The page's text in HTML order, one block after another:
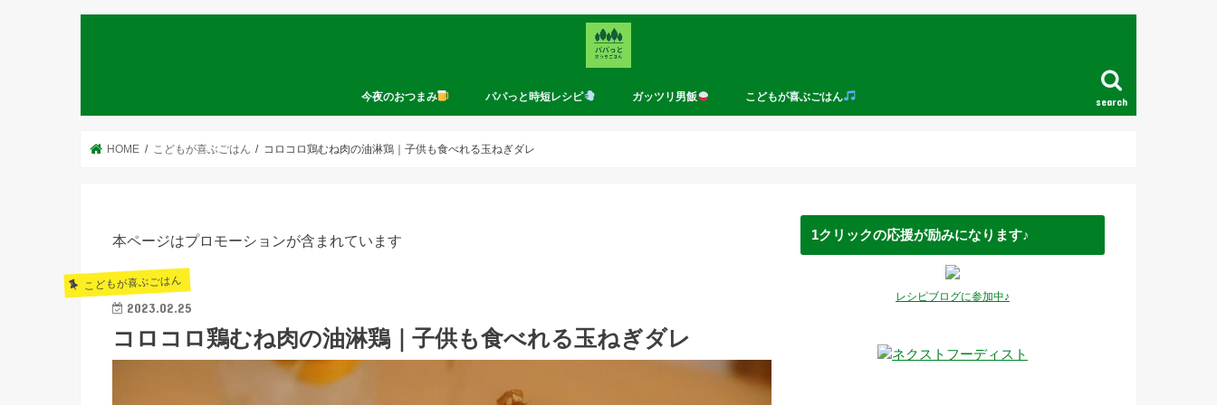
search
今夜のおつまみ パパっと時短レシピ ガッツリ男飯 こどもが喜ぶごはん
HOME こどもが喜ぶごはん コロコロ鶏むね肉の油淋鶏｜子供も食べれる玉ねぎダレ
本ページはプロモーションが含まれています
こどもが喜ぶごはん
2023.02.25
コロコロ鶏むね肉の油淋鶏｜子供も食べれる玉ねぎダレ
1クリックの応援が励みになります♪
レシピブログに参加中♪